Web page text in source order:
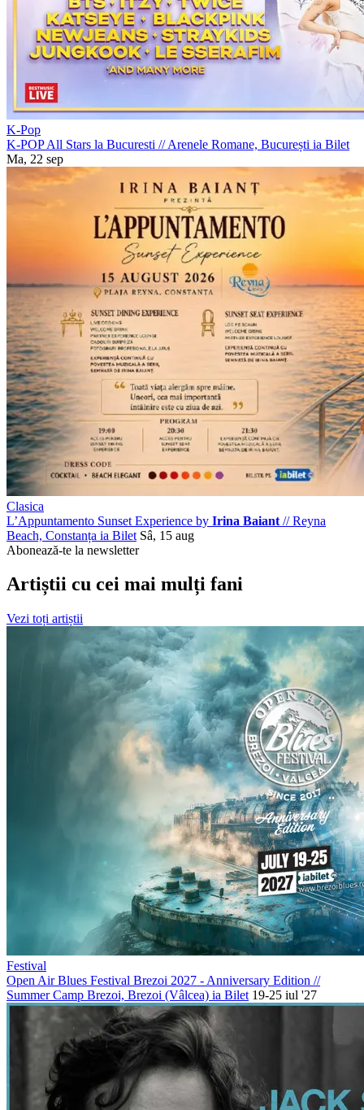
K-Pop
K-POP All Stars la Bucuresti //Arenele Romane, București ia Bilet
Ma, 22 sep
Clasica
L’Appuntamento Sunset Experience by Irina Baiant //Reyna
Beach, Constanța ia Bilet Sâ, 15 aug
Abonează-te la newsletter
Artiștii cu cei mai mulți fani
Vezi toți artiștii
Festival
Open Air Blues Festival Brezoi 2027 - Anniversary Edition //
Summer Camp Brezoi, Brezoi (Vâlcea) ia Bilet 19-25 iul '27